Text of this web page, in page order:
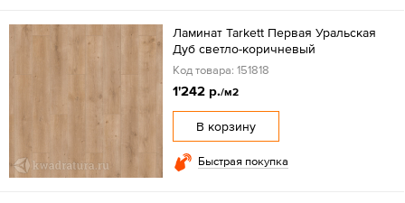
Ламинат Tarkett Первая Уральская
Дуб светло-коричневый
Код товара: 151818
1'242 р./м2
В корзину
Быстрая покупка